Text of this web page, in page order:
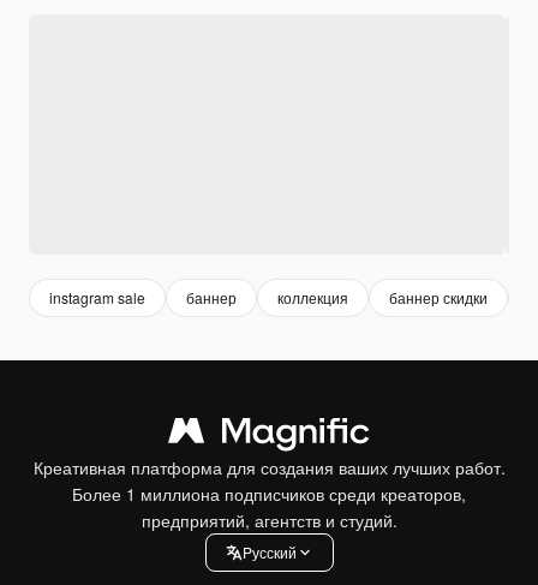
instagram sale баннер коллекция баннер скидки
Креативная платформа для создания ваших лучших работ.
Более 1 миллиона подписчиков среди креаторов,
предприятий, агентств и студий.
Pусский